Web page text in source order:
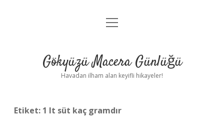
Anasayfa
Yasal Uyarı
menüyü
Gökyüzü Macera Günlüğü
Havadan ilham alan keyifli hikayeler!
Etiket: 1 lt süt kaç gramdır